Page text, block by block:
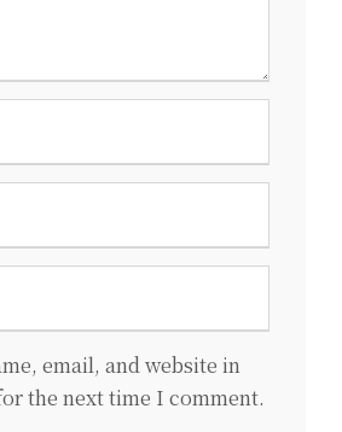
email, and website in
the next time I comment.